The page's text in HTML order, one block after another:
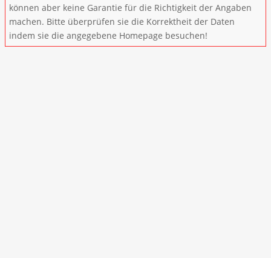
können aber keine Garantie für die Richtigkeit der Angaben
machen. Bitte überprüfen sie die Korrektheit der Daten
indem sie die angegebene Homepage besuchen!